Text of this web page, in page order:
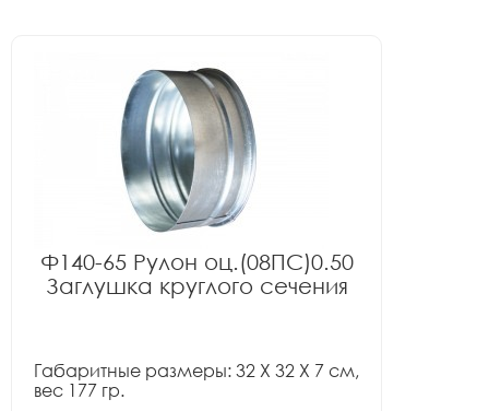
Ф140-65 Рулон оц.(08ПС)0.50
Заглушка круглого сечения
Габаритные размеры: 32 X 32 X 7 см,
вес 177 гр.